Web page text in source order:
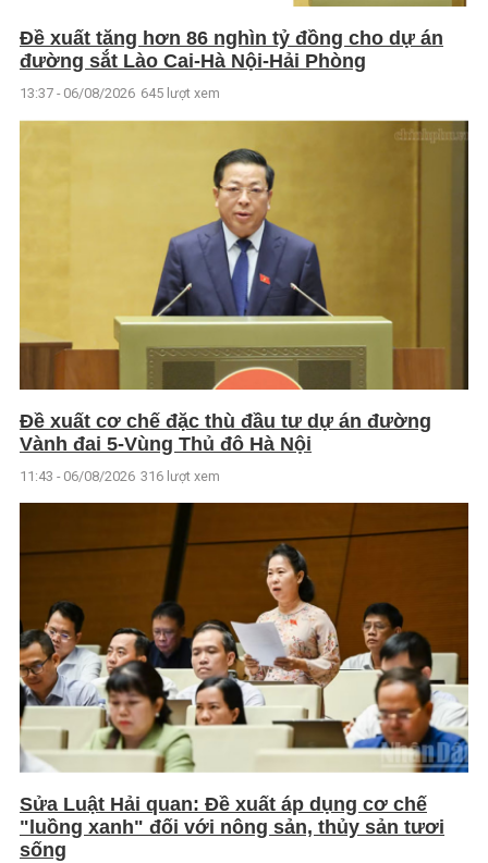
Đề xuất tăng hơn 86 nghìn tỷ đồng cho dự án
đường sắt Lào Cai-Hà Nội-Hải Phòng
13:37 - 06/08/2026 645 lượt xem
Đề xuất cơ chế đặc thù đầu tư dự án đường
Vành đai 5-Vùng Thủ đô Hà Nội
11:43 - 06/08/2026 316 lượt xem
Sửa Luật Hải quan: Đề xuất áp dụng cơ chế
"luồng xanh" đối với nông sản, thủy sản tươi
sống